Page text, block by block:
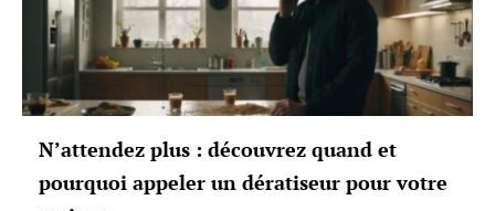
N’attendez plus : découvrez quand et
pourquoi appeler un dératiseur pour votre